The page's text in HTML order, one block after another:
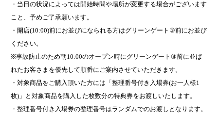
・当日の状況によっては開始時間や場所が変更する場合がございます
こと、予めご了承願います。
・開店(10:00)前にお並びになられる方はグリーンゲート ③前にお並び
ください。
※事故防止のため朝10:00のオープン時にグリーンゲート ③前に並ば
れたお客さまを優先して順番にご案内させていただきます。
・対象商品をご購入頂いた方には「整理番号付き入場券(お一人様1
枚) 」と対象商品を購入した枚数分の特典券をお渡しいたします。
・整理番号付き入場券の整理番号はランダムでのお渡しとなります。